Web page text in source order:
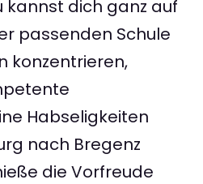
kannst dich ganz auf
passenden Schule
konzentrieren,
Habseligkeiten
nach Bregenz
die Vorfreude